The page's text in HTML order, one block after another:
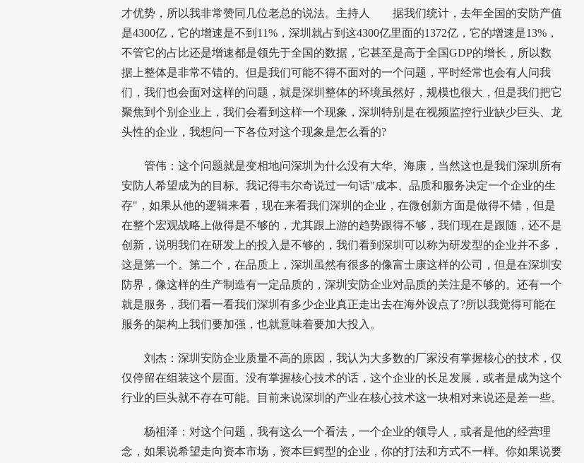
才优势，所以我非常赞同几位老总的说法。主持人 据我们统计，去年全国的安防产值
是4300亿，它的增速是不到11%，深圳就占到这4300亿里面的1372亿，它的增速是13%，
不管它的占比还是增速都是领先于全国的数据，它甚至是高于全国GDP的增长，所以数
据上整体是非常不错的。但是我们可能不得不面对的一个问题，平时经常也会有人问我
们，我们也会面对这样的问题，就是深圳整体的环境虽然好，规模也很大，但是我们把它
聚焦到个别企业上，我们会看到这样一个现象，深圳特别是在视频监控行业缺少巨头、龙
头性的企业，我想问一下各位对这个现象是怎么看的?
管伟：这个问题就是变相地问深圳为什么没有大华、海康，当然这也是我们深圳所有
安防人希望成为的目标。我记得韦尔奇说过一句话"成本、品质和服务决定一个企业的生
存"，如果从他的逻辑来看，现在来看我们深圳的企业，在微创新方面是做得不错，但是
在整个宏观战略上做得是不够的，尤其跟上游的趋势跟得不够，我们现在是跟随，还不是
创新，说明我们在研发上的投入是不够的，我们看到深圳可以称为研发型的企业并不多，
这是第一个。第二个，在品质上，深圳虽然有很多的像富士康这样的公司，但是在深圳安
防界，像这样的生产制造有一定品质的，深圳安防企业对品质的关注是不够的。还有一个
就是服务，我们看一看我们深圳有多少企业真正走出去在海外设点了?所以我觉得可能在
服务的架构上我们要加强，也就意味着要加大投入。
刘杰：深圳安防企业质量不高的原因，我认为大多数的厂家没有掌握核心的技术，仅
仅停留在组装这个层面。没有掌握核心技术的话，这个企业的长足发展，或者是成为这个
行业的巨头就不存在可能。目前来说深圳的产业在核心技术这一块相对来说还是差一些。
杨祖泽：对这个问题，我有这么一个看法，一个企业的领导人，或者是他的经营理
念，如果说希望走向资本市场，资本巨鳄型的企业，你的打法和方式不一样。你如果说要